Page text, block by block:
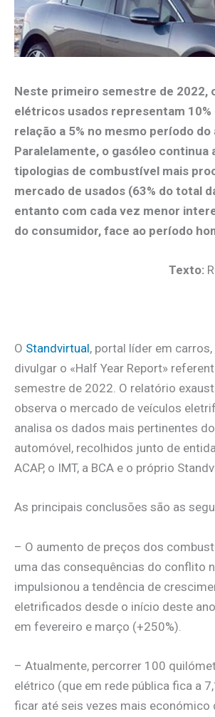
Neste primeiro semestre de 2022,
elétricos usados representam 10%
relação a 5% no mesmo período do
Paralelamente, o gasóleo continua
tipologias de combustível mais
mercado de usados (63% do total
entanto com cada vez menor
do consumidor, face ao período
Texto:
O Standvirtual, portal líder em carros,
divulgar o «Half Year Report»
semestre de 2022. O relatório
observa o mercado de veículos
analisa os dados mais pertinentes
automóvel, recolhidos junto de
ACAP, o IMT, a BCA e o próprio
As principais conclusões são as
– O aumento de preços dos
uma das consequências do conflito
impulsionou a tendência de
eletrificados desde o início deste
em fevereiro e março (+250%).
– Atualmente, percorrer 100
elétrico (que em rede pública fica a
ficar até seis vezes mais económico